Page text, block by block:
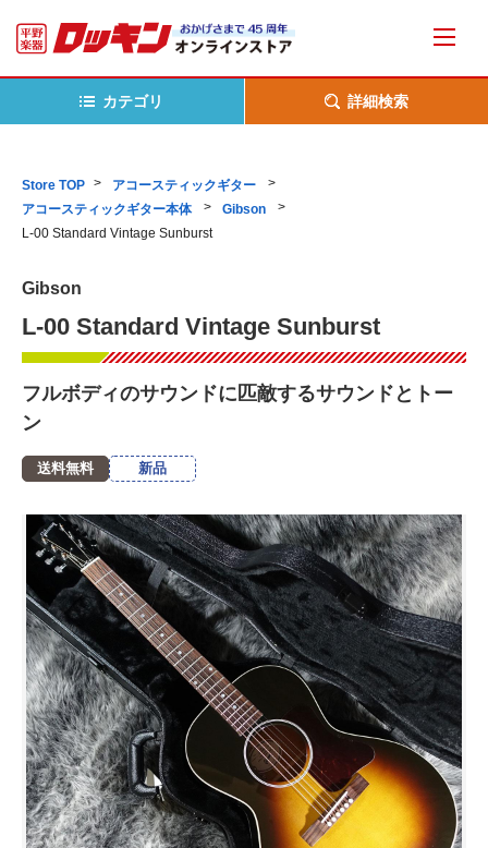
カテゴリ 詳細検索
Store TOP
アコースティックギター
アコースティックギター本体
Gibson
L-00 Standard Vintage Sunburst
Gibson
L-00 Standard Vintage Sunburst
フルボディのサウンドに匹敵するサウンドとトー
ン
送料無料 新品